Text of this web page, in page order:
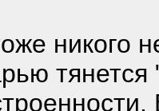
никого
тянется